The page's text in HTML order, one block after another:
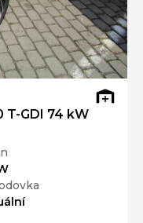
T-GDI 74 kW